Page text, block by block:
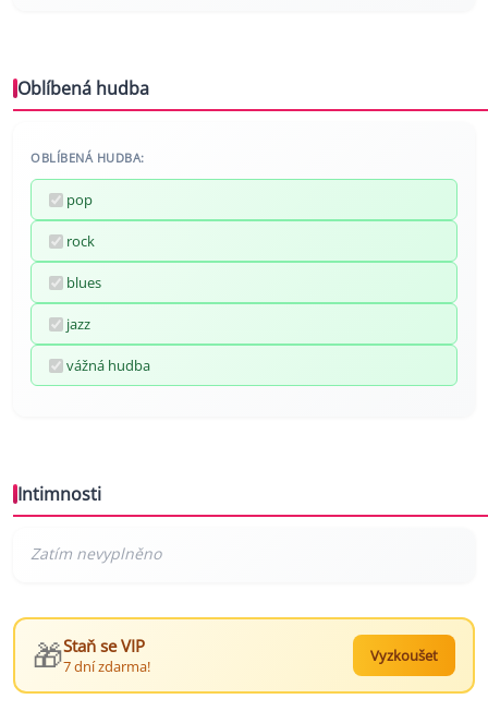
Oblíbená hudba
OBLÍBENÁ HUDBA:
pop
rock
blues
jazz
vážná hudba
Intimnosti
🎁Staň se VIP
7 dní zdarma!
Vyzkoušet